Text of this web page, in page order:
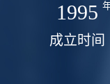
1995
成立时间